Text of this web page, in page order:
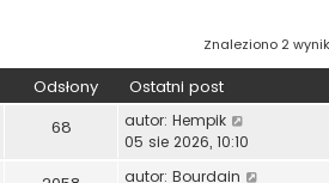
Znaleziono 2
Odsłony Ostatni post
68 autor: Hempik
05 sie 2026, 10:10
autor: Bourdain